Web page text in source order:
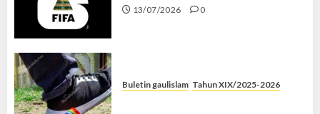
13/07/2026 0
Buletin gaulislam Tahun XIX/2025-2026